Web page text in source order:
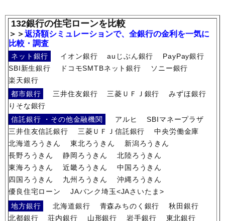
132銀行の住宅ローンを比較
＞＞返済額シミュレーションで、全銀行の金利を一気に
比較・調査
ネット銀行 イオン銀行 auじぶん銀行
PayPay銀行
SBI新生銀行
ドコモSMTBネット銀行
ソニー銀行
楽天銀行
都市銀行
三井住友銀行 三菱ＵＦＪ銀行
みずほ銀行
りそな銀行
信託銀行 ・その他金融機関
アルヒ
SBIマネープラザ
三井住友信託銀行
三菱ＵＦＪ信託銀行
中央労働金庫
北海道ろうきん
東北ろうきん
新潟ろうきん
長野ろうきん
静岡ろうきん
北陸ろうきん
東海ろうきん
近畿ろうきん
中国ろうきん
四国ろうきん
九州ろうきん
沖縄ろうきん
優良住宅ローン
JAバンク埼玉<JAさいたま>
地方銀行
北海道銀行 青森みちのく銀行
秋田銀行
北都銀行
荘内銀行 山形銀行 岩手銀行 東北銀行